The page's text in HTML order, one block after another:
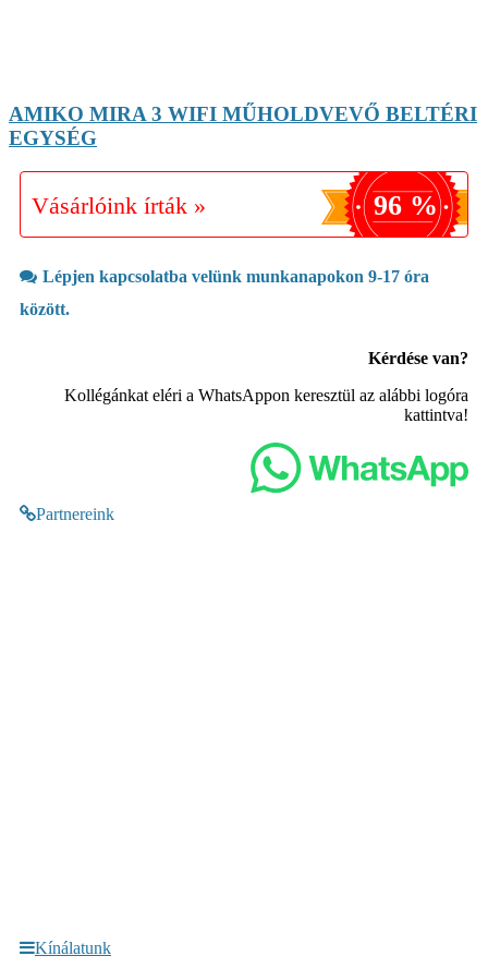
AMIKO MIRA 3 WIFI MŰHOLDVEVŐ BELTÉRI
EGYSÉG
Vásárlóink írták » 96 %
Lépjen kapcsolatba velünk munkanapokon 9-17 óra
között.
Kérdése van?
Kollégánkat eléri a WhatsAppon keresztül az alábbi logóra
kattintva!
Partnereink
Kínálatunk